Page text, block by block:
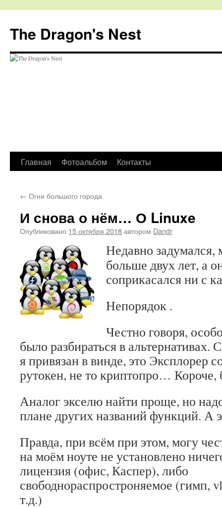
The Dragon's Nest
Перейти
содержимому
Главная Фотоальбом Контакты
← Огни большого города
И снова о нём… О Linuxe
Опубликовано 15 октября 2018автором Dandr
Недавно
больше двух лет, а
соприкасался ни с
Непорядок .
Честно говоря,
было разбираться в альтернативах.
я привязан в винде, это Эксплорер
рутокен, не то криптопро… Короче,
Аналог экселю найти проще, но
плане других названий функций. А
Правда, при всём при этом, могу
на моём ноуте не установлено
лицензия (офис, Каспер), либо
свободнораспростроняемое (гимп,
т.д.)